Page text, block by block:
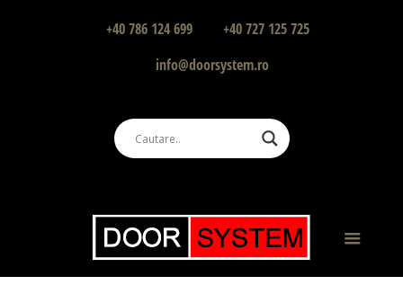
+40 786 124 699
+40 727 125 725
info@doorsystem.ro